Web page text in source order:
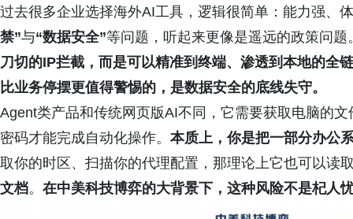
过去很多企业选择海外AI工具，逻辑很简单：能力强、
禁”与“数据安全”等问题，听起来更像是遥远的政策问
刀切的IP拦截，而是可以精准到终端、渗透到本地的全
比业务停摆更值得警惕的，是数据安全的底线失守。
Agent类产品和传统网页版AI不同，它需要获取电脑的
密码才能完成自动化操作。 本质上，你是把一部分办公
取你的时区、扫描你的代理配置，那理论上它也可以读
文档。 在中美科技博弈的大背景下，这种风险不是杞人